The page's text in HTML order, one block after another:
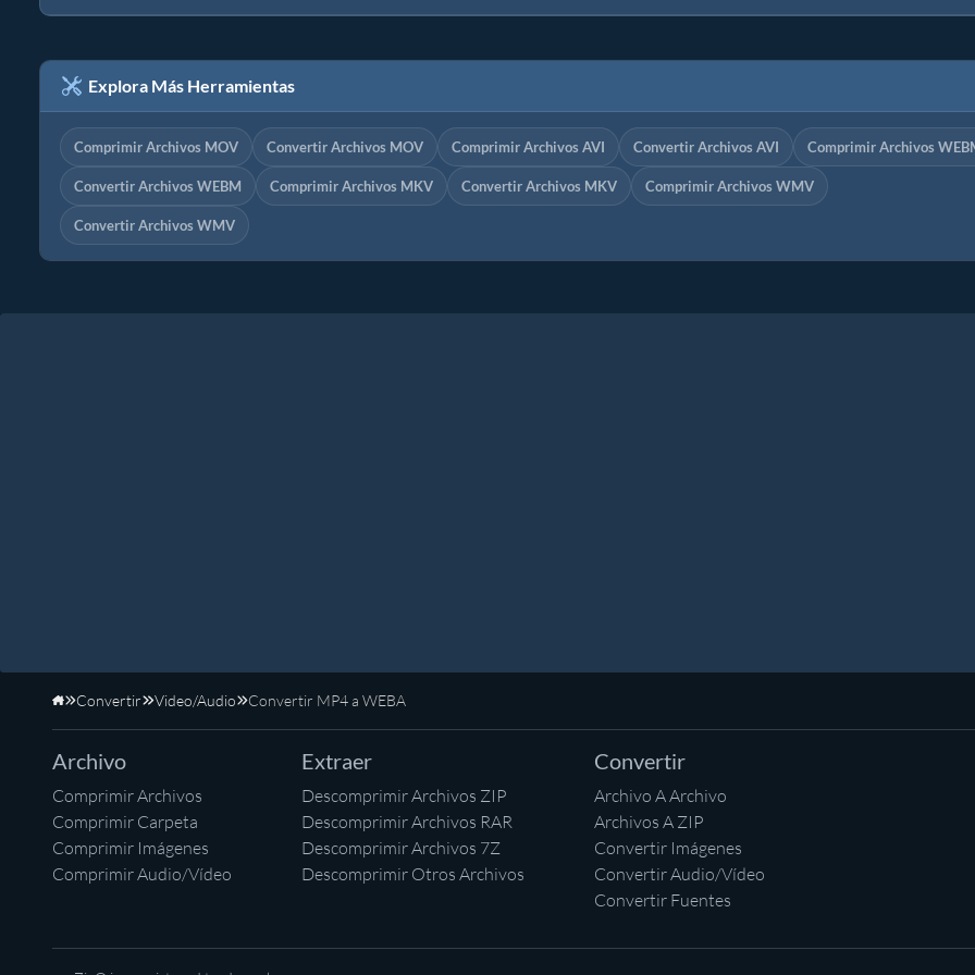
Explora Más Herramientas
Comprimir Archivos MOV Convertir Archivos MOV Comprimir Archivos AVI Convertir Archivos AVI Comprimir Archivos
Convertir Archivos WEBM Comprimir Archivos MKV Convertir Archivos MKV Comprimir Archivos WMV
Convertir Archivos WMV
Inicio
Convertir Video/Audio Convertir MP4 a WEBA
Archivo
Comprimir Archivos
Comprimir Carpeta
Comprimir Imágenes
Comprimir Audio/Vídeo
Extraer
Descomprimir Archivos ZIP
Descomprimir Archivos RAR
Descomprimir Archivos 7Z
Descomprimir Otros Archivos
Convertir
Archivo A Archivo
Archivos A ZIP
Convertir Imágenes
Convertir Audio/Vídeo
Convertir Fuentes